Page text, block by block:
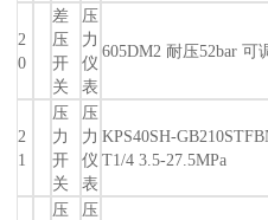
2
0
差
压
开
关
压
力
仪
表
605DM2 耐压52bar 可
2
1
压
力
开
关
压
力
仪
表
KPS40SH-
T1/4 3.5-27.5MPa
压
压